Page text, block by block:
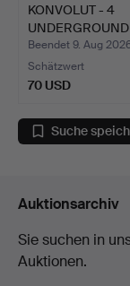
KONVOLUT - 4
FANTASY
Beendet 9. Aug
Schätzwert
70 USD
Suche
Auktionsarchiv
Sie suchen in
Auktionen.